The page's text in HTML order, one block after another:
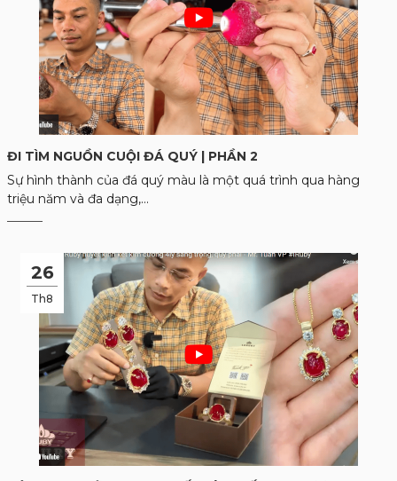
ĐI TÌM NGUỒN CUỘI ĐÁ QUÝ | PHẦN 2
Sự hình thành của đá quý màu là một quá trình qua hàng
triệu năm và đa dạng,...
26
Th8